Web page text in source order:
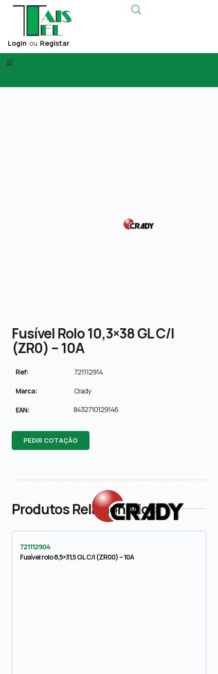
Login ou Registar
Fusível Rolo 10,3×38 GL C/I
(ZR0) – 10A
Ref: 721112914
Marca: Crady
EAN: 8432710129146
PEDIR COTAÇÃO
Produtos Relacionados
721112904
Fusível rolo 8,5×31,5 GL C/I (ZR00) – 10A